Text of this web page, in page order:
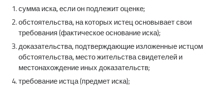
сумма иска, если он подлежит оценке;
обстоятельства, на которых истец основывает свои
требования (фактическое основание иска);
доказательства, подтверждающие изложенные истцом
обстоятельства, место жительства свидетелей и
местонахождение иных доказательств;
требование истца (предмет иска);